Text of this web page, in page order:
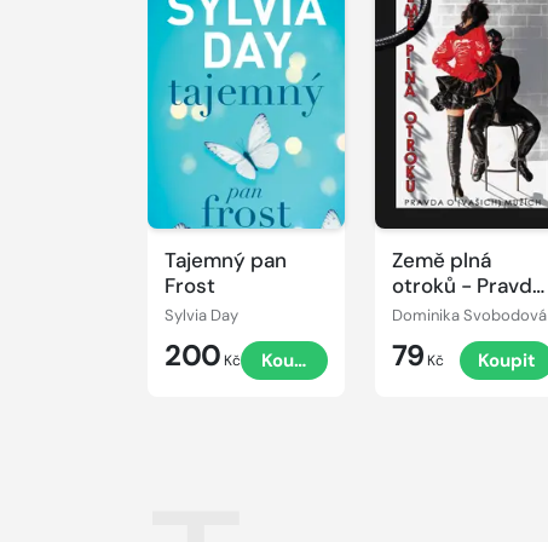
Tajemný pan
Frost
Sylvia Day
200 Kč Koupit
Země plná
otroků - Pravda
o (vašich)
Dominika Svobodová
79 Kč Koupit